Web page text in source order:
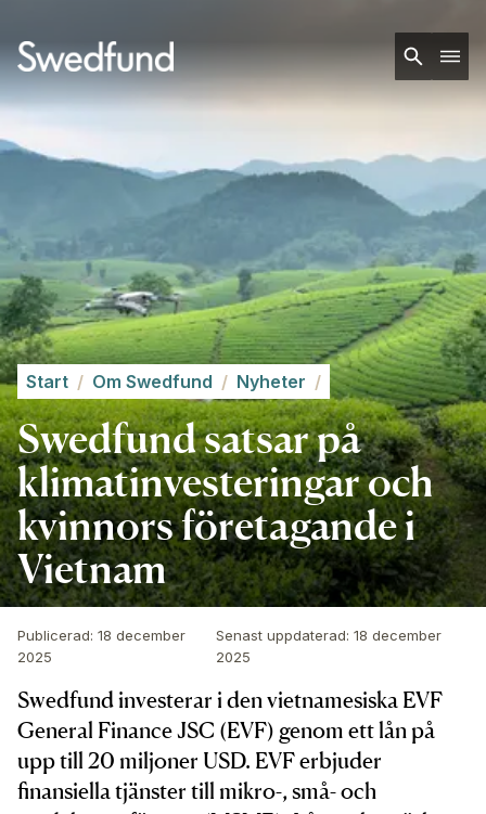
Start / Om Swedfund / Nyheter /
Swedfund satsar på
klimatinvesteringar och
kvinnors företagande i
Vietnam
Publicerad: 18 december
2025
Senast uppdaterad: 18 december
2025
Swedfund investerar i den vietnamesiska EVF
General Finance JSC (EVF) genom ett lån på
upp till 20 miljoner USD. EVF erbjuder
finansiella tjänster till mikro-, små- och